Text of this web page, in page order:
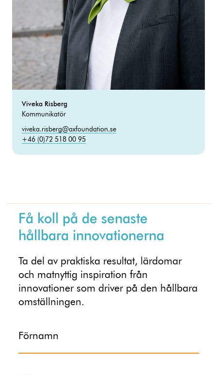
Viveka Risberg
Kommunikatör
viveka.risberg@axfoundation.se
+46 (0)72 518 00 95
Få koll på de senaste
hållbara innovationerna
Ta del av praktiska resultat, lärdomar
och matnyttig inspiration från
innovationer som driver på den hållbara
omställningen.
Förnamn